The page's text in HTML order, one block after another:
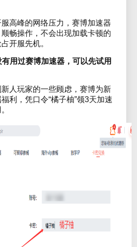
高峰的网络压力，赛博加速器
畅操作，不会出现加载卡顿的
开服先机。
用过赛博加速器，可以先试用
人玩家的一些顾虑，赛博为新
利，凭口令“橘子柚”领3天加速